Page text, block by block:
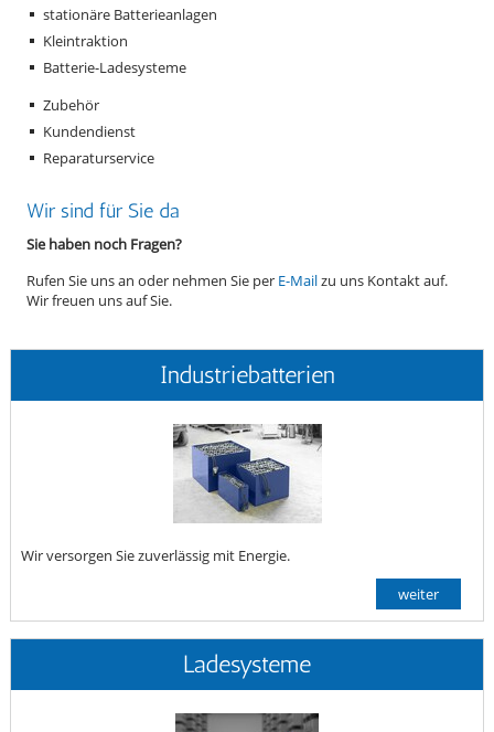
stationäre Batterieanlagen
Kleintraktion
Batterie-Ladesysteme
Zubehör
Kundendienst
Reparaturservice
Wir sind für Sie da
Sie haben noch Fragen?
Rufen Sie uns an oder nehmen Sie per E-Mailzu uns Kontakt auf.
Wir freuen uns auf Sie.
Industriebatterien
Wir versorgen Sie zuverlässig mit Energie.
weiter
Ladesysteme